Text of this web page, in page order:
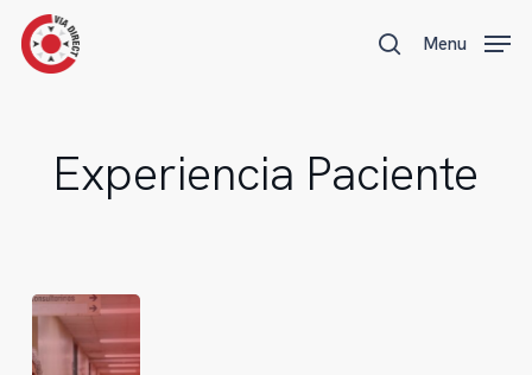
main
search
Menu
Experiencia Paciente